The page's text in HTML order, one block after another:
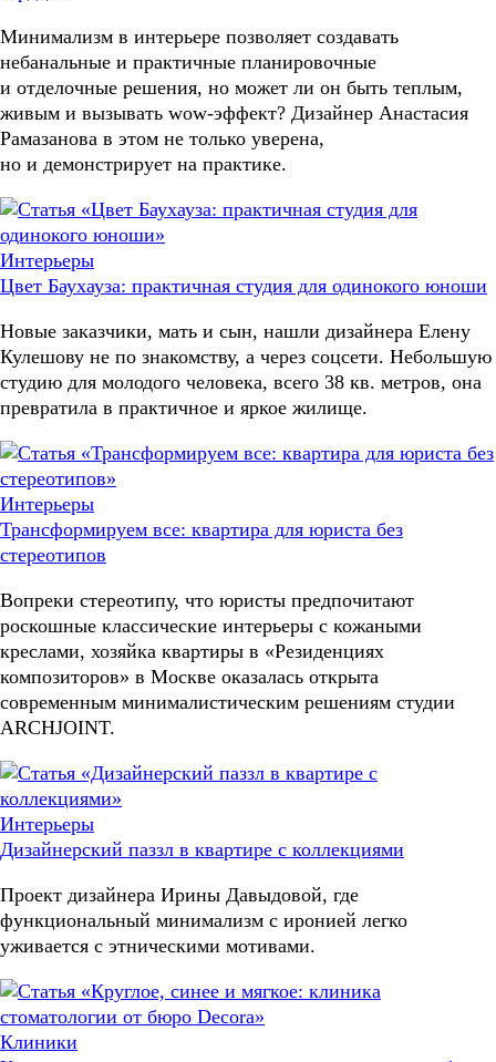
Минимализм в интерьере позволяет создавать
небанальные и практичные планировочные
и отделочные решения, но может ли он быть теплым,
живым и вызывать wow-эффект? Дизайнер Анастасия
Рамазанова в этом не только уверена,
но и демонстрирует на практике.
Интерьеры
Цвет Баухауза: практичная студия для одинокого юноши
Новые заказчики, мать и сын, нашли дизайнера Елену
Кулешову не по знакомству, а через соцсети. Небольшую
студию для молодого человека, всего 38 кв. метров, она
превратила в практичное и яркое жилище.
Интерьеры
Трансформируем все: квартира для юриста без
стереотипов
Вопреки стереотипу, что юристы предпочитают
роскошные классические интерьеры с кожаными
креслами, хозяйка квартиры в «Резиденциях
композиторов» в Москве оказалась открыта
современным минималистическим решениям студии
ARCHJOINT.
Интерьеры
Дизайнерский паззл в квартире с коллекциями
Проект дизайнера Ирины Давыдовой, где
функциональный минимализм с иронией легко
уживается с этническими мотивами.
Клиники